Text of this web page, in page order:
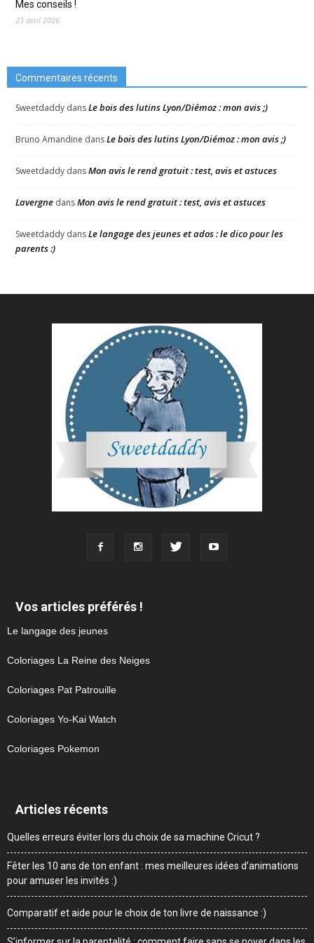
Mes conseils !
23 avril 2026
Commentaires récents
Sweetdaddy dansLe bois des lutins Lyon/Diémoz : mon avis ;)
Bruno Amandine dansLe bois des lutins Lyon/Diémoz : mon avis ;)
Sweetdaddy dansMon avis le rend gratuit : test, avis et astuces
Lavergne dansMon avis le rend gratuit : test, avis et astuces
Sweetdaddy dansLe langage des jeunes et ados : le dico pour les
parents :)
Vos articles préférés !
Le langage des jeunes
Coloriages La Reine des Neiges
Coloriages Pat Patrouille
Coloriages Yo-Kai Watch
Coloriages Pokemon
Articles récents
Quelles erreurs éviter lors du choix de sa machine Cricut ?
Fêter les 10 ans de ton enfant : mes meilleures idées d’animations
pour amuser les invités :)
Comparatif et aide pour le choix de ton livre de naissance :)